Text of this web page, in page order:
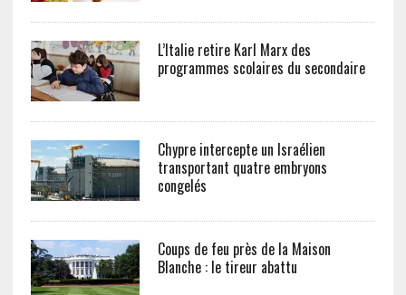
L’Italie retire Karl Marx des
programmes scolaires du secondaire
Chypre intercepte un Israélien
transportant quatre embryons
congelés
Coups de feu près de la Maison
Blanche : le tireur abattu